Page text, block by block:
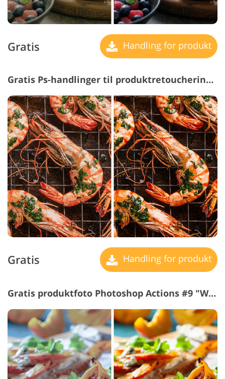
Gratis Handling for produkt
Gratis Ps-handlinger til produktretouchering #8 "Dodge&Burn"
Gratis Handling for produkt
Gratis produktfoto Photoshop Actions #9 "Warm Effect"